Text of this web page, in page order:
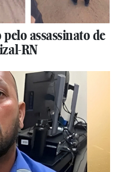
assassinato de
RN